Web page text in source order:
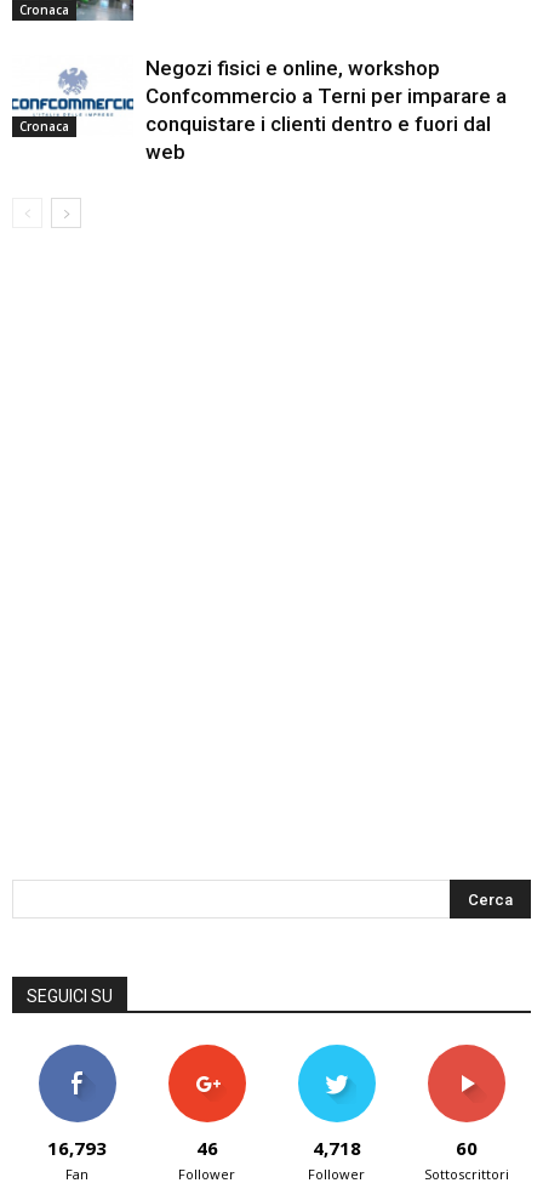
Cronaca
Cronaca
Negozi fisici e online, workshop
Confcommercio a Terni per imparare a
conquistare i clienti dentro e fuori dal
web
SEGUICI SU
16,793
Fan
46
Follower
4,718
Follower
60
Sottoscrittori